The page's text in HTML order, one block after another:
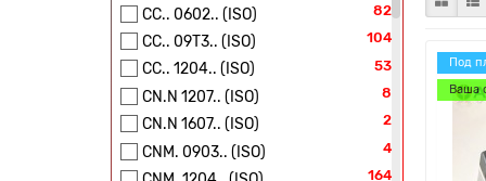
CC.. 0602.. (ISO) 82
CC.. 09T3.. (ISO) 104
CC.. 1204.. (ISO) 53
CN.N 1207.. (ISO) 8
CN.N 1607.. (ISO) 2
CNM. 0903.. (ISO) 4
164
Под
Ваша